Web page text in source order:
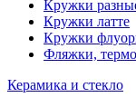
Кружки
Кружки латте
Кружки
Фляжки,
Керамика и стекло